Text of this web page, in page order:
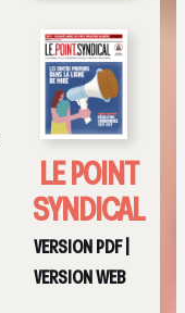
LE POINT
SYNDICAL
VERSION PDF|
VERSION WEB